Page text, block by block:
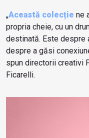
„Această colecție ne
propria cheie, cu un
destinată. Este despre
despre a găsi
spun directorii creativi
Ficarelli.